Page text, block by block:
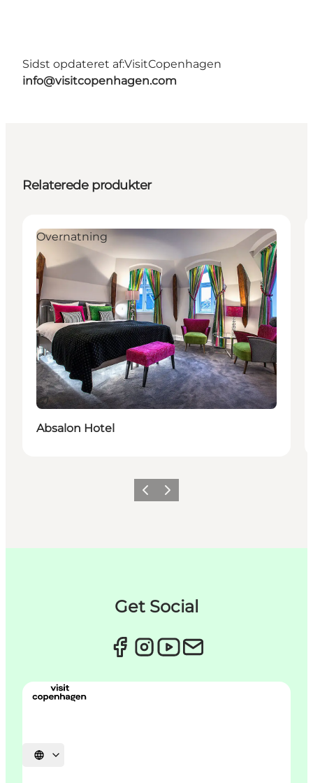
Sidst opdateret af:VisitCopenhagen
info@visitcopenhagen.com
Relaterede produkter
Bæredygtige oplevelser
Overnatning
Absalon Hotel
ForrigeNæste
Get Social
Vælg sprog